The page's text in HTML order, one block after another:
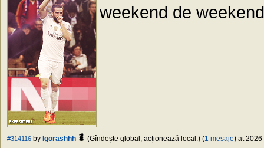
weekend de weekend
#314116 by Igorashhh (Gîndește global, acționează local.) (1 mesaje) at